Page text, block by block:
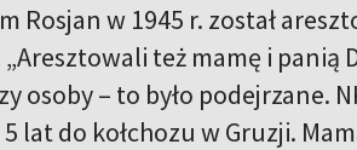
Rosjan w 1945 r. został
też mamę i panią
osoby – to było podejrzane.
lat do kołchozu w Gruzji.